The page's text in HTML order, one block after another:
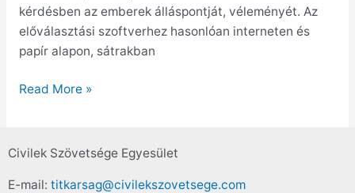
kérdésben az emberek álláspontját, véleményét. Az
előválasztási szoftverhez hasonlóan interneten és
papír alapon, sátrakban
Read More »
Civilek Szövetsége Egyesület
E-mail: titkarsag@civilekszovetsege.com